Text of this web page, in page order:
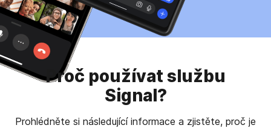
Proč používat službu
Signal?
Prohlédněte si následující informace a zjistěte, proč je